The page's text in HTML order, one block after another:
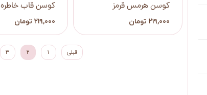
کوسن هرمس قرمز
۲۱۹,۰۰۰ تومان
کوسن قاب خاطره
۲۱۹,۰۰۰ تومان
قبلی ۱ ۲ ۳